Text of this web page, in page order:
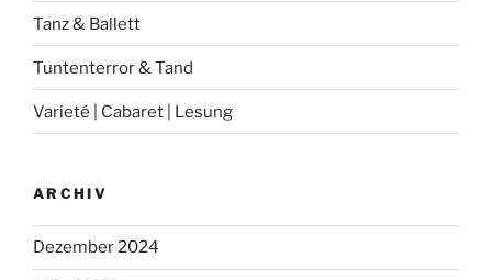
Tanz & Ballett
Tuntenterror & Tand
Varieté | Cabaret | Lesung
ARCHIV
Dezember 2024